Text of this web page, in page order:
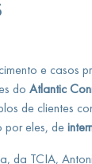
e casos
do Atlantic
de clientes
por eles, de
da TCIA,